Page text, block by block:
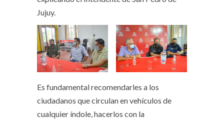
Jujuy.
Es fundamental recomendarles a los
ciudadanos que circulan en vehículos de
cualquier índole, hacerlos con la